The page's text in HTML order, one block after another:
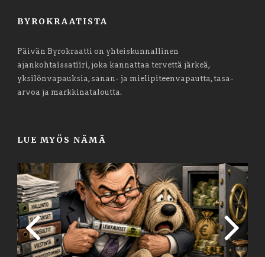
BYROKRAATISTA
Päivän Byrokraatti on yhteiskunnallinen
ajankohtaissatiiri, joka kannattaa tervettä järkeä,
yksilönvapauksia, sanan- ja mielipiteenvapautta, tasa-
arvoa ja markkinataloutta.
LUE MYÖS NÄMÄ